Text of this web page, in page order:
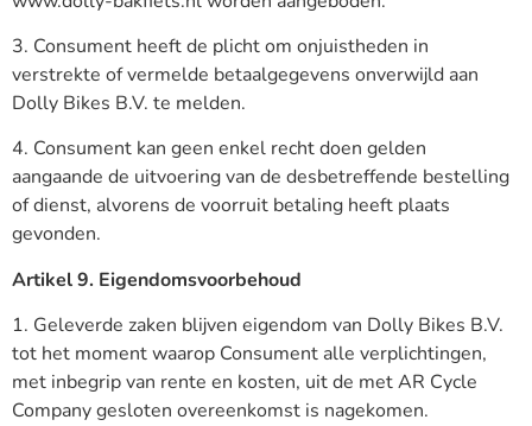
3. Consument heeft de plicht om onjuistheden in
verstrekte of vermelde betaalgegevens onverwijld aan
Dolly Bikes B.V. te melden.
4. Consument kan geen enkel recht doen gelden
aangaande de uitvoering van de desbetreffende bestelling
of dienst, alvorens de voorruit betaling heeft plaats
gevonden.
Artikel 9. Eigendomsvoorbehoud
1. Geleverde zaken blijven eigendom van Dolly Bikes B.V.
tot het moment waarop Consument alle verplichtingen,
met inbegrip van rente en kosten, uit de met AR Cycle
Company gesloten overeenkomst is nagekomen.